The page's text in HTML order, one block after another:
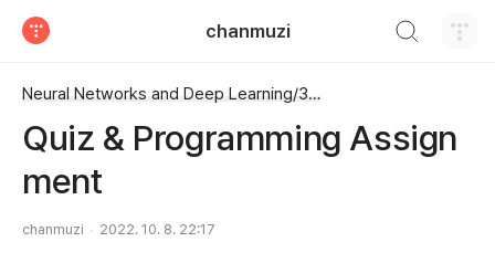
chanmuzi
Neural Networks and Deep Learning/3주차
Quiz & Programming Assign
ment
chanmuzi 2022. 10. 8. 22:17